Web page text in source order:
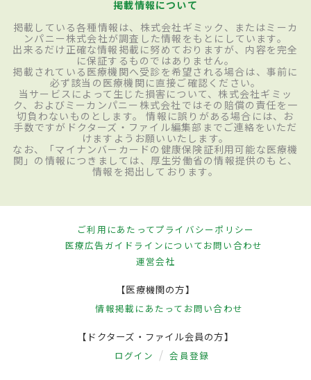
掲載情報について
掲載している各種情報は、株式会社ギミック、またはミーカ
ンパニー株式会社が調査した情報をもとにしています。
出来るだけ正確な情報掲載に努めておりますが、内容を完全
に保証するものではありません。
掲載されている医療機関へ受診を希望される場合は、事前に
必ず該当の医療機関に直接ご確認ください。
当サービスによって生じた損害について、株式会社ギミッ
ク、およびミーカンパニー株式会社ではその賠償の責任を一
切負わないものとします。 情報に誤りがある場合には、お
手数ですがドクターズ・ファイル編集部までご連絡をいただ
けますようお願いいたします。
なお、「マイナンバーカードの健康保険証利用可能な医療機
関」の情報につきましては、厚生労働省の情報提供のもと、
情報を掲出しております。
ご利用にあたってプライバシーポリシー
医療広告ガイドラインについてお問い合わせ
運営会社
【医療機関の方】
情報掲載にあたって お問い合わせ
【ドクターズ・ファイル会員の方】
ログイン 会員登録